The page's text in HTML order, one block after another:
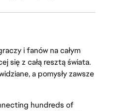
i fanów na całym
się z całą resztą świata.
a pomysły zawsze
hundreds of